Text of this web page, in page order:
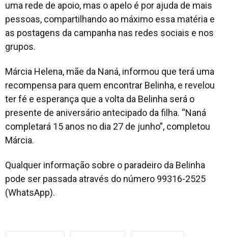
uma rede de apoio, mas o apelo é por ajuda de mais
pessoas, compartilhando ao máximo essa matéria e
as postagens da campanha nas redes sociais e nos
grupos.
Márcia Helena, mãe da Naná, informou que terá uma
recompensa para quem encontrar Belinha, e revelou
ter fé e esperança que a volta da Belinha será o
presente de aniversário antecipado da filha. “Naná
completará 15 anos no dia 27 de junho”, completou
Márcia.
Qualquer informação sobre o paradeiro da Belinha
pode ser passada através do número 99316-2525
(WhatsApp).